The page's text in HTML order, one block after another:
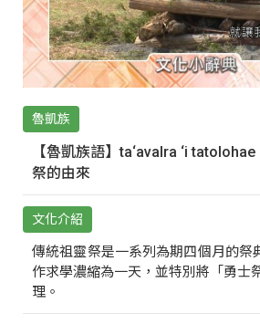
魯凱族
【魯凱族語】ta‘avalra ‘i
祭的由來
文化介紹
傳統祖靈祭是一系列為期四個月的祭
作求學濃縮為一天，並特別將「勇士
理。